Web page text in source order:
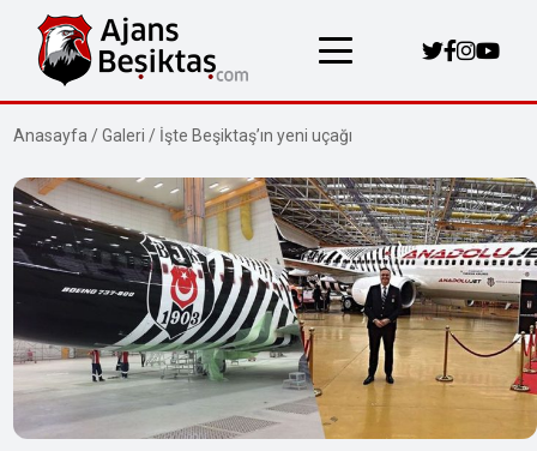
Anasayfa /Galeri / İşte Beşiktaş’ın yeni uçağı